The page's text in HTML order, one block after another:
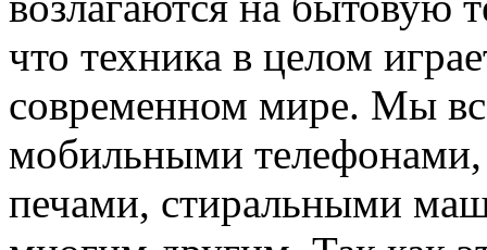
что техника в целом
современном мире. Мы
мобильными
печами, стиральными